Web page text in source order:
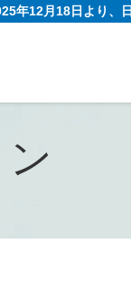
年12月18日より、